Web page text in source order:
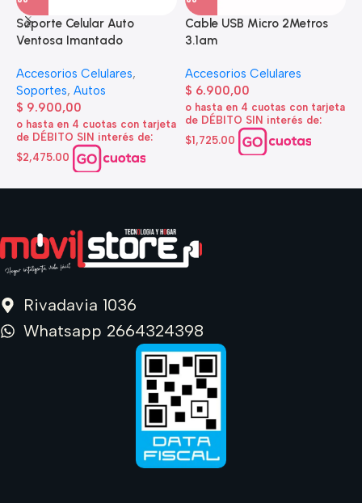
Soporte Celular Auto
Ventosa Imantado
Accesorios Celulares,
Soportes, Autos
$ 9.900,00
o hasta en 4 cuotas con tarjeta
de DÉBITO SIN interés de:
$2,475.00
Cable USB Micro 2Metros
3.1am
Accesorios Celulares
$ 6.900,00
o hasta en 4 cuotas con tarjeta
de DÉBITO SIN interés de:
$1,725.00
Rivadavia 1036
Whatsapp 2664324398